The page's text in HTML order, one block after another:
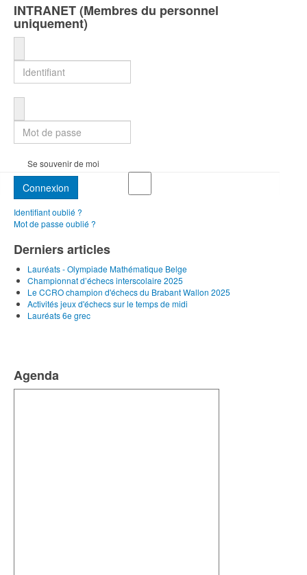
INTRANET (Membres du personnel
uniquement)
Se souvenir de moi
Connexion
Identifiant oublié ?
Mot de passe oublié ?
Derniers articles
Lauréats - Olympiade Mathématique Belge
Championnat d’échecs interscolaire 2025
Le CCRO champion d'échecs du Brabant Wallon 2025
Activités jeux d'échecs sur le temps de midi
Lauréats 6e grec
Agenda